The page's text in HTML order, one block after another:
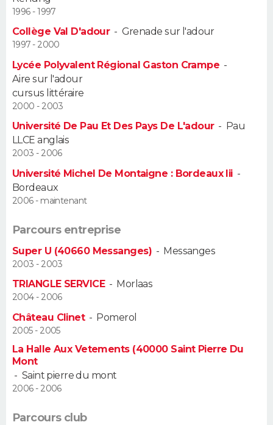
VOYAGE
GUIDES D'ACHAT
CARTE DE VOEUX
DICTIONNAIRE
Dictionnaire
Biographies
Citations
Expressions
Proverbes
PROGRAMME TV
COPAINS D'AVANT
S'inscrire
Se connecter
Lycées
Collèges
Primaires
Universités
Entreprises
Service militaire
Avis de recherche
AVIS DE DÉCÈS
FORUM
1996 - 1997
Collège Val D'adour- Grenade sur l'adour
1997 - 2000
Lycée Polyvalent Régional Gaston Crampe -
Aire sur l'adour
cursus littéraire
2000 - 2003
Université De Pau Et Des Pays De L'adour- Pau
LLCE anglais
2003 - 2006
Université Michel De Montaigne : Bordeaux Iii-
Bordeaux
2006 - maintenant
Parcours entreprise
Super U (40660 Messanges) - Messanges
2003 - 2003
TRIANGLE SERVICE- Morlaas
2004 - 2006
Château Clinet- Pomerol
2005 - 2005
La Halle Aux Vetements (40000 Saint Pierre Du
Mont
- Saint pierre du mont
2006 - 2006
Parcours club